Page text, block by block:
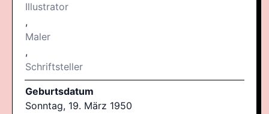
Illustrator
,
Maler
,
Schriftsteller
Geburtsdatum
Sonntag, 19. März 1950